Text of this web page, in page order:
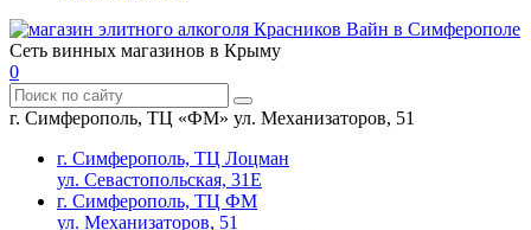
Сеть винных магазинов в Крыму
0
г. Симферополь, ТЦ «ФМ» ул. Механизаторов, 51
г. Симферополь, ТЦ Лоцман
ул. Севастопольская, 31Е
г. Симферополь, ТЦ ФМ
ул. Механизаторов, 51